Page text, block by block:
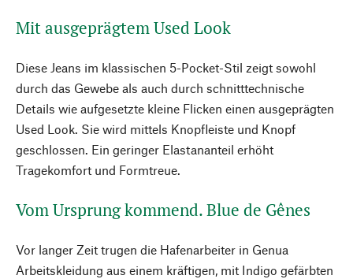
Mit ausgeprägtem Used Look
Diese Jeans im klassischen 5-Pocket-Stil zeigt sowohl
durch das Gewebe als auch durch schnitttechnische
Details wie aufgesetzte kleine Flicken einen ausgeprägten
Used Look. Sie wird mittels Knopfleiste und Knopf
geschlossen. Ein geringer Elastananteil erhöht
Tragekomfort und Formtreue.
Vom Ursprung kommend. Blue de Gênes
Vor langer Zeit trugen die Hafenarbeiter in Genua
Arbeitskleidung aus einem kräftigen, mit Indigo gefärbten